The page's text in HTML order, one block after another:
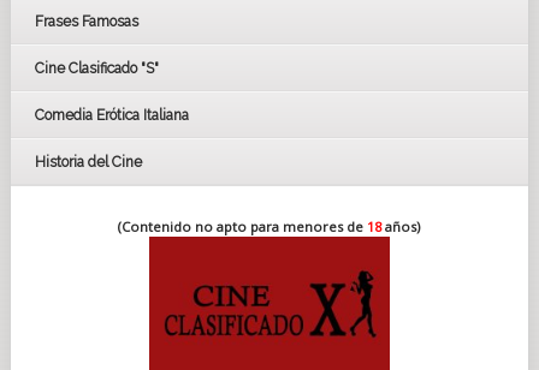
Frases Famosas
Cine Clasificado "S"
Comedia Erótica Italiana
Historia del Cine
(Contenido no apto para menores de 18años)